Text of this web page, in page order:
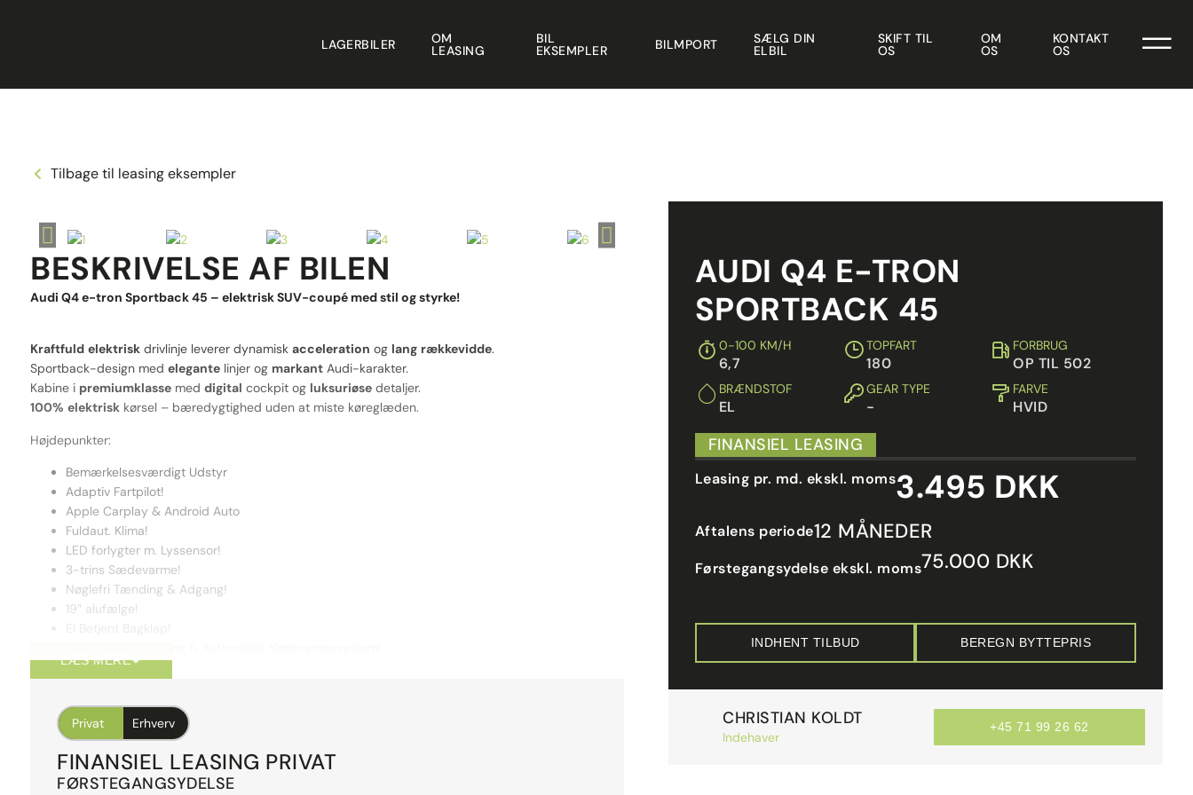
LAGERBILER OM
LEASING
BIL
EKSEMPLER BILMPORT SÆLG DIN
ELBIL
SKIFT TIL
OS
OM
OS
KONTAKT
OS
Tilbage til leasing eksempler
BESKRIVELSE AF BILEN
Audi Q4 e-tron Sportback 45 – elektrisk SUV-coupé med stil og styrke!
Kraftfuld elektrisk drivlinje leverer dynamisk acceleration og lang rækkevidde.
Sportback-design med elegante linjer og markant Audi-karakter.
Kabine i premiumklasse med digital cockpit og luksuriøse detaljer.
100% elektrisk kørsel – bæredygtighed uden at miste køreglæden.
Højdepunkter:
Bemærkelsesværdigt Udstyr
Adaptiv Fartpilot!
Apple Carplay & Android Auto
Fuldaut. Klima!
LED forlygter m. Lyssensor!
3-trins Sædevarme!
Nøglefri Tænding & Adgang!
19″ alufælge!
Vognbaneassistent & Skiltegenkendelse!
👉 Audi Q4 e-tron Sportback 45: Fremtidens SUV – ren power, ren elegance.
Forbehold for trykfejl.
LÆS MERE
Privat Erhverv
FINANSIEL LEASING PRIVAT
FØRSTEGANGSYDELSE
AUDI Q4 E-TRON
SPORTBACK 45
0-100 KM/H
6,7
TOPFART
180
FORBRUG
OP TIL 502
BRÆNDSTOF
EL
GEAR TYPE
-
FARVE
HVID
FINANSIEL LEASING
Leasing pr. md. ekskl. moms3.495 DKK
Aftalens periode12 MÅNEDER
Førstegangsydelse ekskl. moms75.000 DKK
INDHENT TILBUD BEREGN BYTTEPRIS
CHRISTIAN KOLDT
Indehaver
+45 71 99 26 62